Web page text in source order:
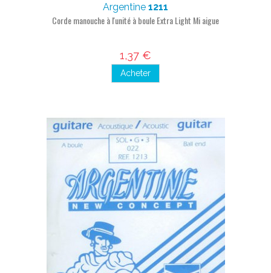
Argentine 1211
Corde manouche à l'unité à boule Extra Light Mi aigue
1,37 €
Acheter